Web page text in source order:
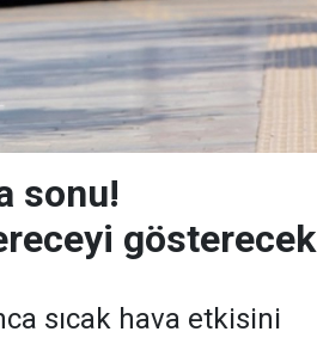
sonu!
gösterecek
sıcak hava etkisini